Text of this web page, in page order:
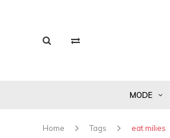
MODE
Home Tags eat milies